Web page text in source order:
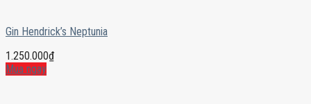
Gin Hendrick’s Neptunia
1.250.000₫
Mua ngay